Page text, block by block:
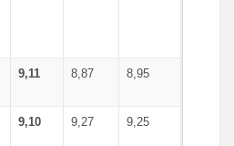
9,11 8,87 8,95
9,10 9,27 9,25